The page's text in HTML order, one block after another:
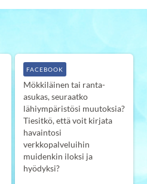
Mökkiläinen tai ranta-
asukas, seuraatko
lähiympäristösi muutoksia?
Tiesitkö, että voit kirjata
havaintosi
verkkopalveluihin
muidenkin iloksi ja
hyödyksi?
FACEBOOK